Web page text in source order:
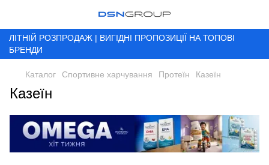
ЛІТНІЙ РОЗПРОДАЖ | ВИГІДНІ ПРОПОЗИЦІЇ НА ТОПОВІ
БРЕНДИ
Каталог Спортивне харчування Протеїн Казеїн
Казеїн